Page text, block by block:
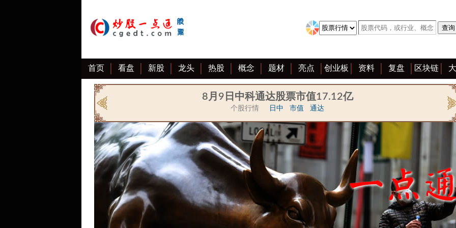
首页 看盘 新股 龙头 热股 概念 题材 亮点 创业板 资料 复盘 区块链
8月9日中科通达股票市值17.12亿
个股行情 日中 市值 通达